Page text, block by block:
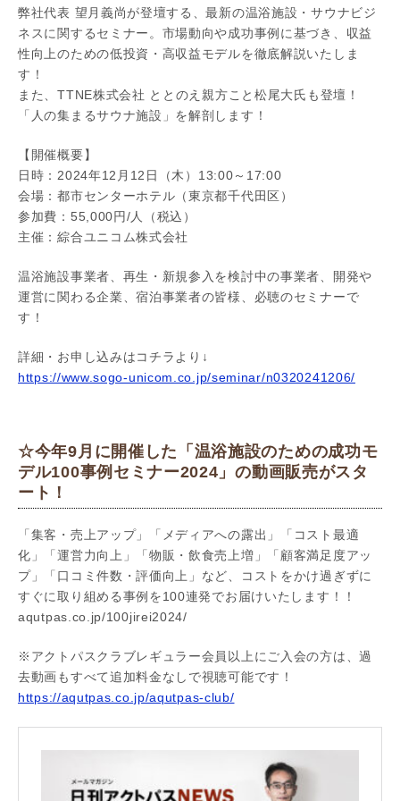
弊社代表 望月義尚が登壇する、最新の温浴施設・サウナビジ
ネスに関するセミナー。市場動向や成功事例に基づき、収益
性向上のための低投資・高収益モデルを徹底解説いたしま
す！
また、TTNE株式会社 ととのえ親方こと松尾大氏も登壇！
「人の集まるサウナ施設」を解剖します！
【開催概要】
日時：2024年12月12日（木）13:00～17:00
会場：都市センターホテル（東京都千代田区）
参加費：55,000円/人（税込）
主催：綜合ユニコム株式会社
温浴施設事業者、再生・新規参入を検討中の事業者、開発や
運営に関わる企業、宿泊事業者の皆様、必聴のセミナーで
す！
詳細・お申し込みはコチラより↓
https://www.sogo-unicom.co.jp/seminar/n0320241206/
☆今年9月に開催した「温浴施設のための成功モ
デル100事例セミナー2024」の動画販売がスタ
ート！
「集客・売上アップ」「メディアへの露出」「コスト最適
化」「運営力向上」「物販・飲食売上増」「顧客満足度アッ
プ」「口コミ件数・評価向上」など、コストをかけ過ぎずに
すぐに取り組める事例を100連発でお届けいたします！！
aqutpas.co.jp/100jirei2024/
※アクトパスクラブレギュラー会員以上にご入会の方は、過
去動画もすべて追加料金なしで視聴可能です！
https://aqutpas.co.jp/aqutpas-club/